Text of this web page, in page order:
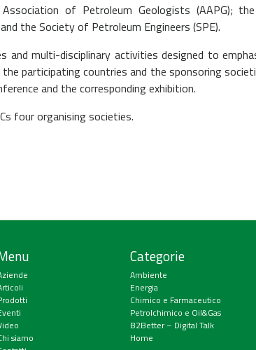
of Petroleum Geologists (AAPG);
the Society of Petroleum Engineers (SPE).
and multi-disciplinary activities designed to
participating countries and the sponsoring
and the corresponding exhibition.
four organising societies.
siamo
Categorie
Ambiente
Energia
Chimico e Farmaceutico
Petrolchimico e Oil&Gas
B2Better – Digital Talk
Home